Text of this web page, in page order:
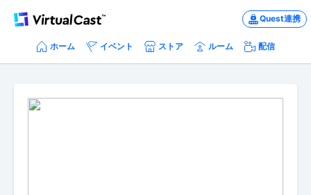
Quest連携
ホーム イベント ストア ルーム 配信